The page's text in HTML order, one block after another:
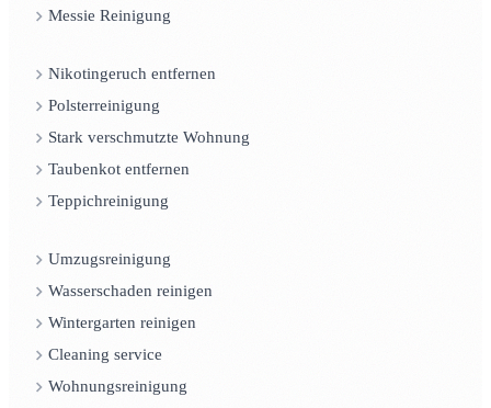
Messie Reinigung
Nikotingeruch entfernen
Polsterreinigung
Stark verschmutzte Wohnung
Taubenkot entfernen
Teppichreinigung
Umzugsreinigung
Wasserschaden reinigen
Wintergarten reinigen
Cleaning service
Wohnungsreinigung